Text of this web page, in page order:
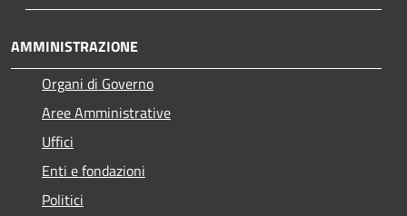
AMMINISTRAZIONE
Organi di Governo
Aree Amministrative
Uffici
Enti e fondazioni
Politici